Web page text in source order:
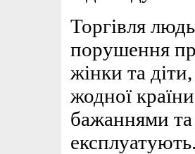
Торгівля
порушення
жінки та
жодної
бажаннями